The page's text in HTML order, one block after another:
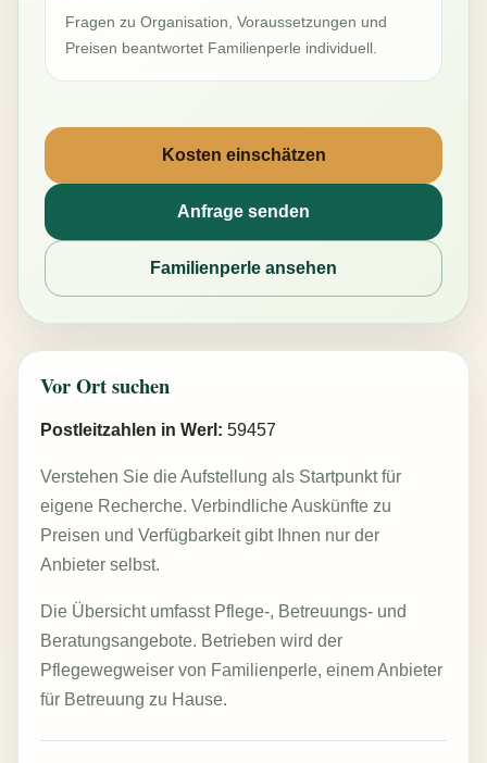
Fragen zu Organisation, Voraussetzungen und
Preisen beantwortet Familienperle individuell.
Kosten einschätzen
Anfrage senden
Familienperle ansehen
Vor Ort suchen
Postleitzahlen in Werl: 59457
Verstehen Sie die Aufstellung als Startpunkt für
eigene Recherche. Verbindliche Auskünfte zu
Preisen und Verfügbarkeit gibt Ihnen nur der
Anbieter selbst.
Die Übersicht umfasst Pflege-, Betreuungs- und
Beratungsangebote. Betrieben wird der
Pflegewegweiser von Familienperle, einem Anbieter
für Betreuung zu Hause.